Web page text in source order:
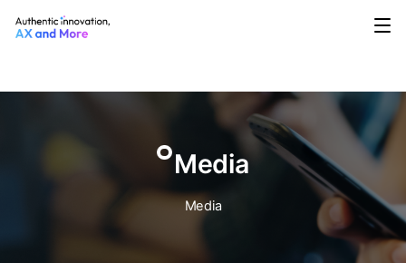
Media Education/Seminar Notice
Media
Media